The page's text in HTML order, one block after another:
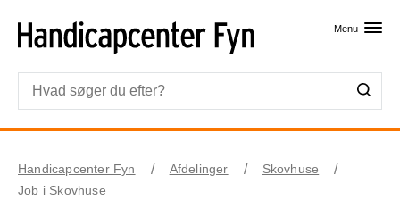
Menu
Handicapcenter Fyn Afdelinger
Skovhuse
Job i Skovhuse